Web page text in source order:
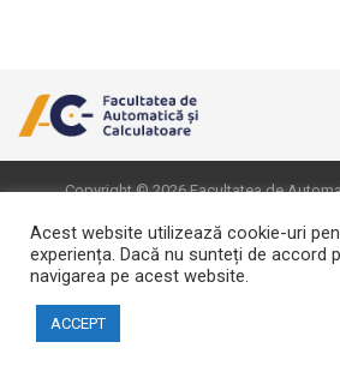
Copyright © 2026 Facultatea de
Website realizat de
Acest website utilizează cookie-uri
experiența. Dacă nu sunteți de accord
navigarea pe acest website.
ACCEPT